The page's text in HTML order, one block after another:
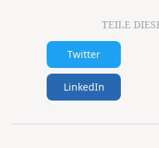
TEILE
Twitter
LinkedIn